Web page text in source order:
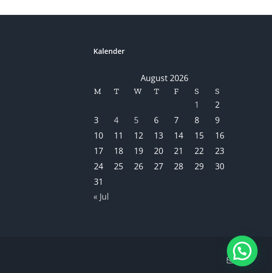
Kalender
August 2026
M T W T F S S
1
2
3
4 5 6 7 8
9
10
11 12 13 14 15
16
17
18 19 20 21 22
23
24
25 26 27 28 29
30
31
« Jul
Email